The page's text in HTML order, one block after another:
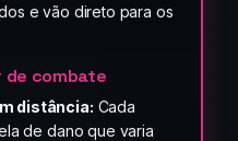
e vão direto para os
de combate
distância: Cada
de dano que varia